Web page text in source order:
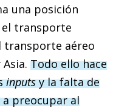
una posición
transporte
transporte aéreo
Todo ello hace
inputsy la falta de
preocupar al